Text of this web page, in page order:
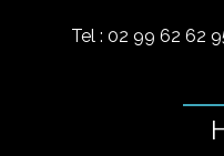
Tel : 02 99 62 62